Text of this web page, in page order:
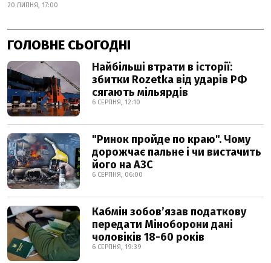
20 ЛИПНЯ, 17:00
ГОЛОВНЕ СЬОГОДНІ
Найбільші втрати в історії:
збитки Rozetka від ударів РФ
сягають мільярдів
6 СЕРПНЯ, 12:10
"Ринок пройде по краю". Чому
дорожчає пальне і чи вистачить
його на АЗС
6 СЕРПНЯ, 06:00
Кабмін зобовʼязав податкову
передати Міноборони дані
чоловіків 18-60 років
6 СЕРПНЯ, 19:39